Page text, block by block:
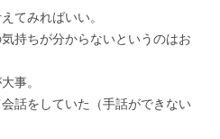
てみればいい。
持ちが分からないというのはお
事。
話をしていた（手話ができない